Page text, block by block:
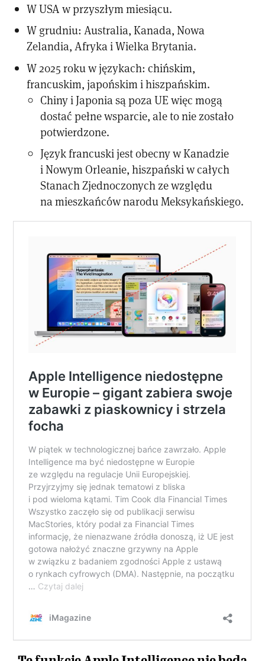
W USA w przyszłym miesiącu.
W grudniu: Australia, Kanada, Nowa
Zelandia, Afryka i Wielka Brytania.
W 2025 roku w językach: chińskim,
francuskim, japońskim i hiszpańskim.
Chiny i Japonia są poza UE więc mogą
dostać pełne wsparcie, ale to nie zostało
potwierdzone.
Język francuski jest obecny w Kanadzie
i Nowym Orleanie, hiszpański w całych
Stanach Zjednoczonych ze względu
na mieszkańców narodu Meksykańskiego.